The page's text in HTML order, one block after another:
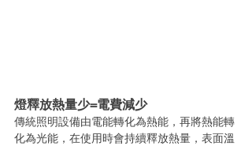
燈釋放熱量少=電費減少
傳統照明設備由電能轉化為熱能，再將熱能轉
化為光能，在使用時會持續釋放熱量，表面溫